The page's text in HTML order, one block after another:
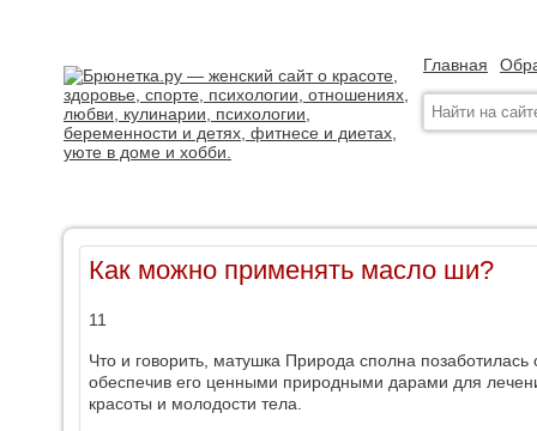
Главная
Как можно применять масло ши?
11
Что и говорить, матушка Природа сполна
обеспечив его ценными природными дарами для
красоты и молодости тела.